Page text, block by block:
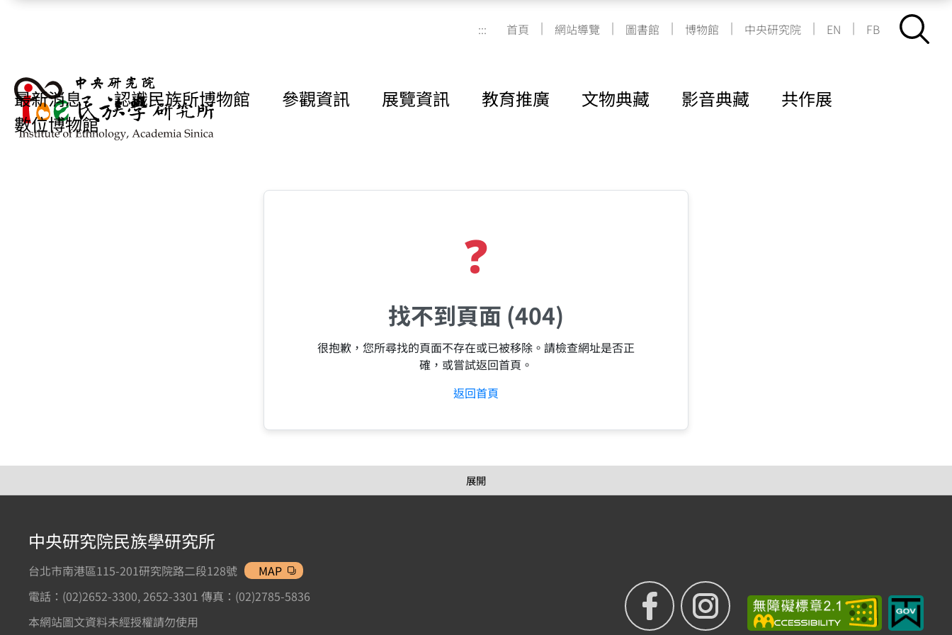
::: 首頁 | 網站導覽 | 圖書館 | 博物館 | 中央研究院 | EN | FB
最新消息 認識民族所博物館 參觀資訊 展覽資訊 教育推廣 文物典藏 影音典藏
共作展
數位博物館
❓
找不到頁面 (404)
很抱歉，您所尋找的頁面不存在或已被移除。請檢查網址是否正
確，或嘗試返回首頁。
返回首頁
展開
中央研究院民族學研究所
台北市南港區115-201研究院路二段128號
MAP
電話：(02)2652-3300, 2652-3301 傳真：(02)2785-5836
本網站圖文資料未經授權請勿使用